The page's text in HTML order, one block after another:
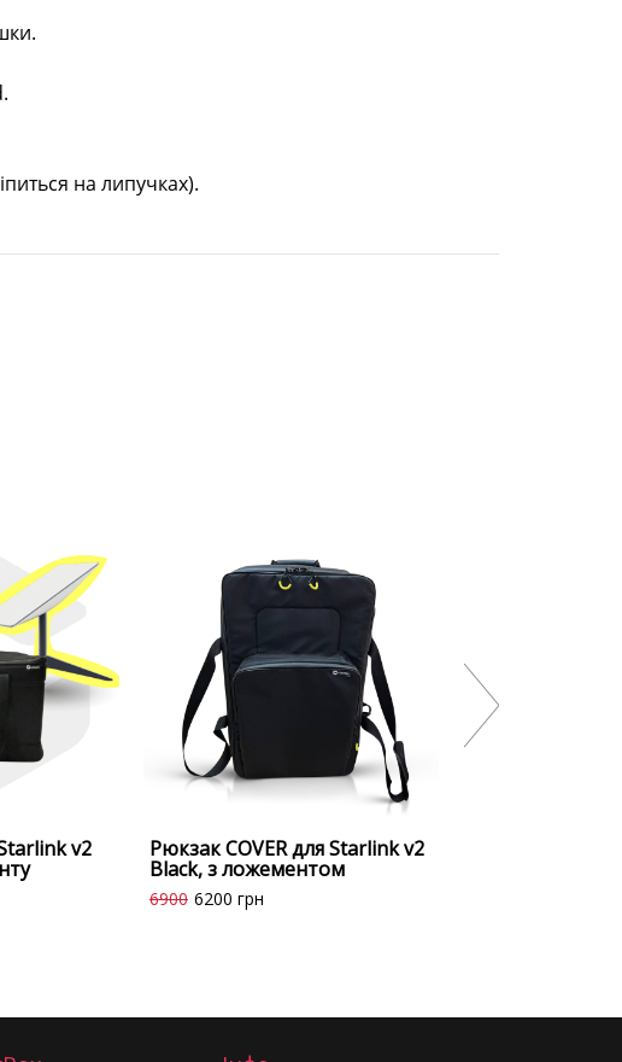
на липучках).
v2 Рюкзак COVER для Starlink v2
Black, з ложементом
6900 6200 грн